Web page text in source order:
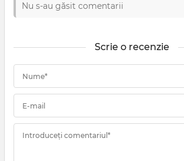
Nu s-au găsit comentarii
Scrie o recenzie
Nume*
E-mail
Introduceți comentariul*